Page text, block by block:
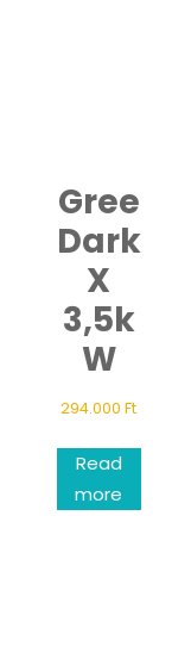
Gree
Dark
X
3,5k
W
294.000Ft
Read
more